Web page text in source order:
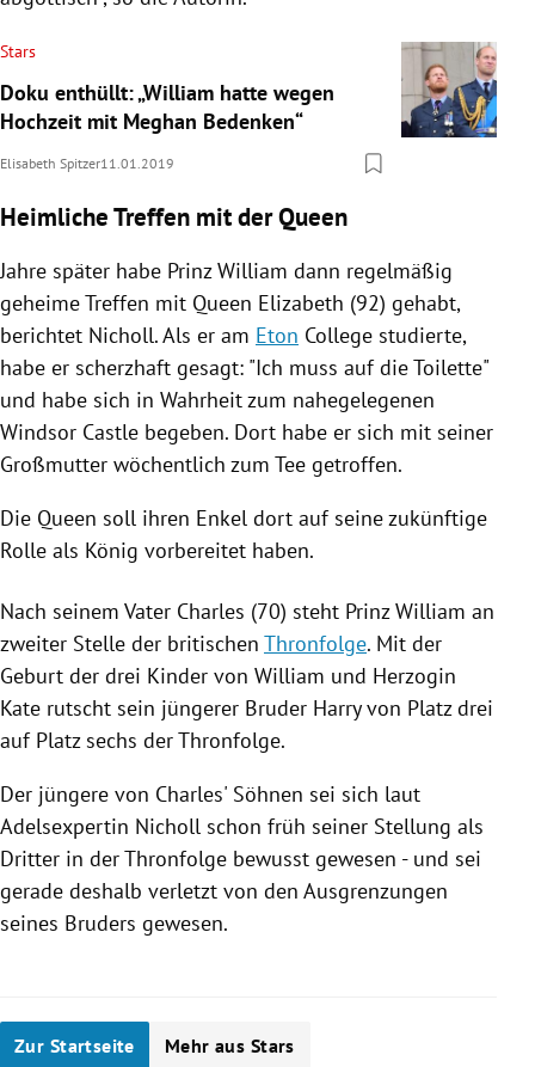
Stars
Doku enthüllt: „William hatte wegen
Hochzeit mit Meghan Bedenken“
Elisabeth Spitzer11.01.2019
Heimliche Treffen mit der Queen
Jahre später habe Prinz William dann regelmäßig
geheime Treffen mit Queen Elizabeth (92) gehabt,
berichtet Nicholl. Als er am Eton College studierte,
habe er scherzhaft gesagt: "Ich muss auf die Toilette"
und habe sich in Wahrheit zum nahegelegenen
Windsor Castle begeben. Dort habe er sich mit seiner
Großmutter wöchentlich zum Tee getroffen.
Die Queen soll ihren Enkel dort auf seine zukünftige
Rolle als König vorbereitet haben.
Nach seinem Vater Charles (70) steht Prinz William an
zweiter Stelle der britischen Thronfolge. Mit der
Geburt der drei Kinder von William und Herzogin
Kate rutscht sein jüngerer Bruder Harryvon Platz drei
auf Platz sechs derThronfolge.
Der jüngere von Charles' Söhnen sei sich laut
Adelsexpertin Nicholl schon früh seiner Stellung als
Dritter in derThronfolge bewusst gewesen - und sei
gerade deshalb verletzt von den Ausgrenzungen
seines Bruders gewesen.
Zur Startseite Mehr aus Stars